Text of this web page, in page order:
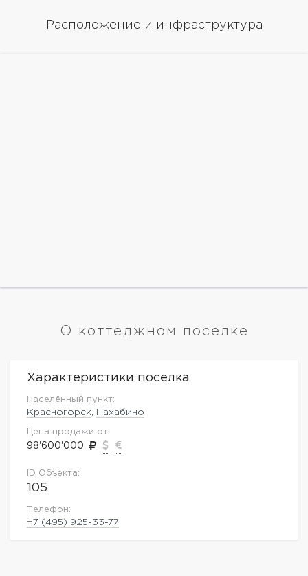
Расположение и инфраструктура
О коттеджном поселке
Характеристики поселка
Населённый пункт:
Красногорск Нахабино
Цена продажи от:
98'600'000
ID Объекта:
105
Телефон:
+7 (495) 925-33-77